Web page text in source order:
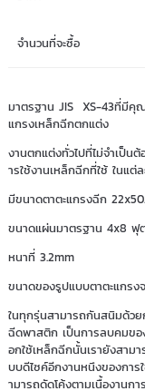
จำนวนที่จะซื้อ
มาตรฐาน JIS XS-43ที่มีคุณ
แกรงเหล็กฉีกตกแต่ง
งานตกแต่งทั่วไปที่ไม่จำเป็น
ารใช้งานเหล็กฉีกที่ใช้ ในแต่
มีขนาดตาตะแกรงฉีก
ขนาดแผ่นมาตรฐาน 4x8 ฟุ
หนาที่ 3.2mm
ขนาดของรูปแบบตาตะแกรง
ในทุกรุ่นสามารถกันสนิมด้ว
ฉีดพาสติก เป็นการลบคมขอ
อกใช้เหล็กฉีกนั้นเรายังสาม
บบดีไซค์อีกงานหนึงของการ
ามารถดัดโค้งตามเนื้องานก